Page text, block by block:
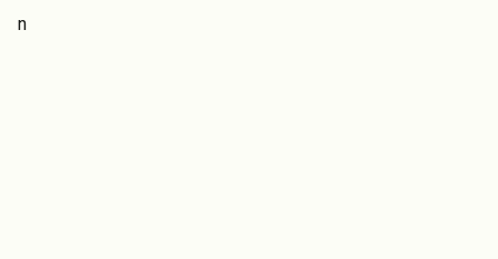
n